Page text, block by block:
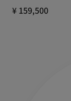
¥ 159,500